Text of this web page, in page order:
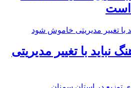
است
نباید با تغییر مدیریتی